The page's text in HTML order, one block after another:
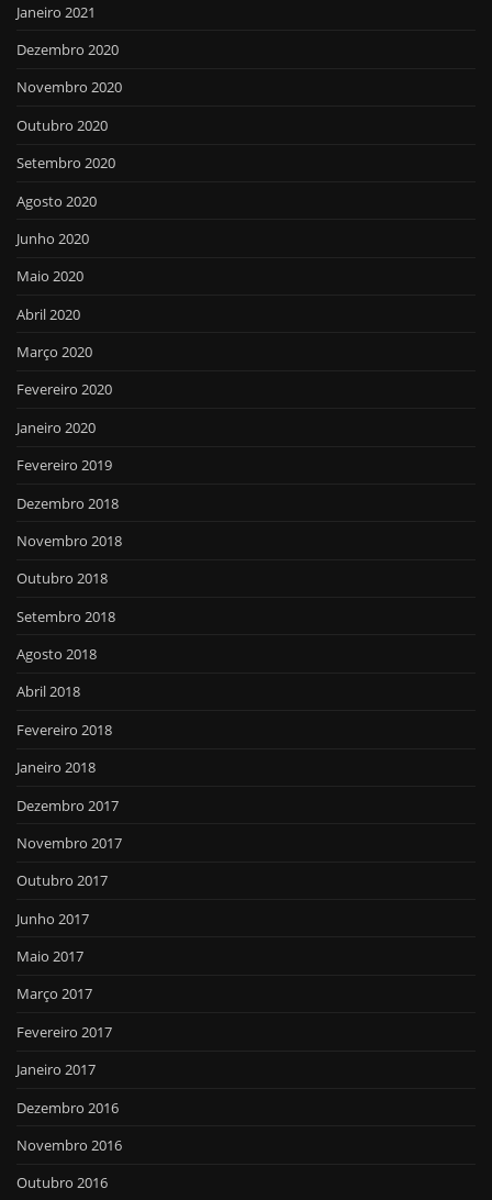
Janeiro 2021
Dezembro 2020
Novembro 2020
Outubro 2020
Setembro 2020
Agosto 2020
Junho 2020
Maio 2020
Abril 2020
Março 2020
Fevereiro 2020
Janeiro 2020
Fevereiro 2019
Dezembro 2018
Novembro 2018
Outubro 2018
Setembro 2018
Agosto 2018
Abril 2018
Fevereiro 2018
Janeiro 2018
Dezembro 2017
Novembro 2017
Outubro 2017
Junho 2017
Maio 2017
Março 2017
Fevereiro 2017
Janeiro 2017
Dezembro 2016
Novembro 2016
Outubro 2016